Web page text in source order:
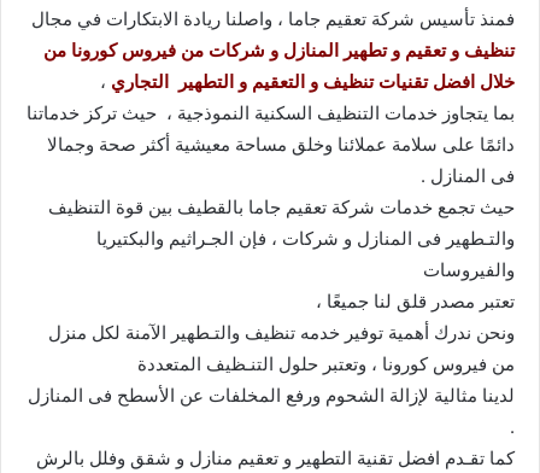
فمنذ تأسيس شركة تعقيم جاما ، واصلنا ريادة الابتكارات في مجال
تنظيف و تعقيم و تطهير المنازل و شركات من فيروس كورونا من
خلال افضل تقنيات تنظيف و التعقيم و التطهير التجاري ،
بما يتجاوز خدمات التنظيف السكنية النموذجية ، حيث تركز خدماتنا
دائمًا على سلامة عملائنا وخلق مساحة معيشية أكثر صحة وجمالا
فى المنازل .
حيث تجمع خدمات شركة تعقيم جاما بالقطيف بين قوة التنظيف
والتـطهير فى المنازل و شركات ، فإن الجـراثيم والبكتيريا
والفيروسات
تعتبر مصدر قلق لنا جميعًا ،
ونحن ندرك أهمية توفير خدمه تنظيف والتـطهير الآمنة لكل منزل
من فيروس كورونا ، وتعتبر حلول التنـظيف المتعددة
لدينا مثالية لإزالة الشحوم ورفع المخلفات عن الأسطح فى المنازل
.
كما تقـدم افضل تقنية التطهير و تعقيم منازل و شقق وفلل بالرش